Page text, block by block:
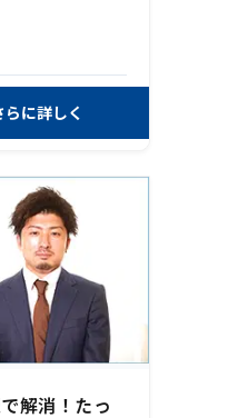
らに詳しく
解消！たっ